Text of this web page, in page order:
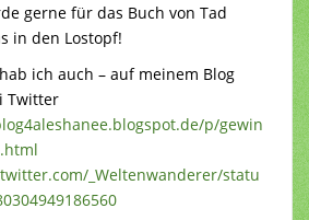
gerne für das Buch von Tad
in den Lostopf!
ich auch – auf meinem Blog
Twitter
p/gewin
_Weltenwanderer/statu